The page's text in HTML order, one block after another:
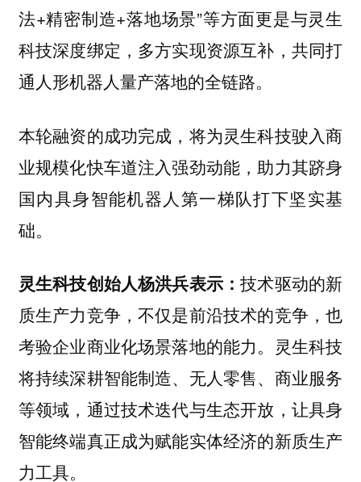
法+精密制造+落地场景”等方面更是与灵生
科技深度绑定，多方实现资源互补，共同打
通人形机器人量产落地的全链路。
本轮融资的成功完成，将为灵生科技驶入商
业规模化快车道注入强劲动能，助力其跻身
国内具身智能机器人第一梯队打下坚实基
础。
灵生科技创始人杨洪兵表示：技术驱动的新
质生产力竞争，不仅是前沿技术的竞争，也
考验企业商业化场景落地的能力。灵生科技
将持续深耕智能制造、无人零售、商业服务
等领域，通过技术迭代与生态开放，让具身
智能终端真正成为赋能实体经济的新质生产
力工具。